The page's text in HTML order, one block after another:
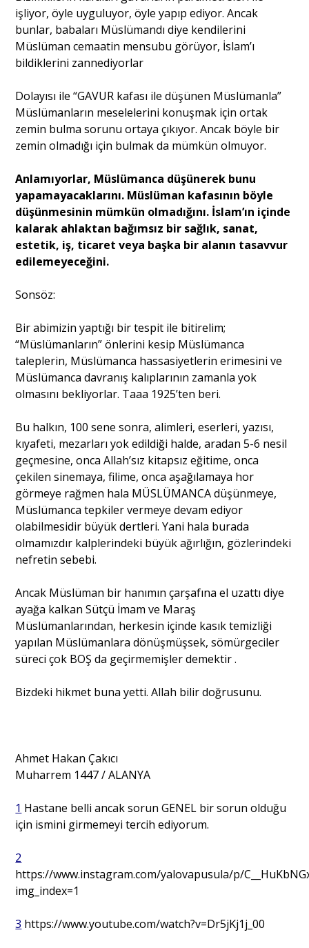
işliyor, öyle uyguluyor, öyle yapıp ediyor. Ancak
bunlar, babaları Müslümandı diye kendilerini
Müslüman cemaatin mensubu görüyor, İslam’ı
bildiklerini zannediyorlar
Dolayısı ile “GAVUR kafası ile düşünen Müslümanla”
Müslümanların meselelerini konuşmak için ortak
zemin bulma sorunu ortaya çıkıyor. Ancak böyle bir
zemin olmadığı için bulmak da mümkün olmuyor.
Anlamıyorlar, Müslümanca düşünerek bunu
yapamayacaklarını. Müslüman kafasının böyle
düşünmesinin mümkün olmadığını. İslam’ın içinde
kalarak ahlaktan bağımsız bir sağlık, sanat,
estetik, iş, ticaret veya başka bir alanın tasavvur
edilemeyeceğini.
Sonsöz:
Bir abimizin yaptığı bir tespit ile bitirelim;
“Müslümanların” önlerini kesip Müslümanca
taleplerin, Müslümanca hassasiyetlerin erimesini ve
Müslümanca davranış kalıplarının zamanla yok
olmasını bekliyorlar. Taaa 1925’ten beri.
Bu halkın, 100 sene sonra, alimleri, eserleri, yazısı,
kıyafeti, mezarları yok edildiği halde, aradan 5-6 nesil
geçmesine, onca Allah’sız kitapsız eğitime, onca
çekilen sinemaya, filime, onca aşağılamaya hor
görmeye rağmen hala MÜSLÜMANCA düşünmeye,
Müslümanca tepkiler vermeye devam ediyor
olabilmesidir büyük dertleri. Yani hala burada
olmamızdır kalplerindeki büyük ağırlığın, gözlerindeki
nefretin sebebi.
Ancak Müslüman bir hanımın çarşafına el uzattı diye
ayağa kalkan Sütçü İmam ve Maraş
Müslümanlarından, herkesin içinde kasık temizliği
yapılan Müslümanlara dönüşmüşsek, sömürgeciler
süreci çok BOŞ da geçirmemişler demektir .
Bizdeki hikmet buna yetti. Allah bilir doğrusunu.
Ahmet Hakan Çakıcı
Muharrem 1447 / ALANYA
1 Hastane belli ancak sorun GENEL bir sorun olduğu
için ismini girmemeyi tercih ediyorum.
2
https://www.instagram.com/yalovapusula/p/
img_index=1
3 https://www.youtube.com/watch?v=Dr5jKj1j_00